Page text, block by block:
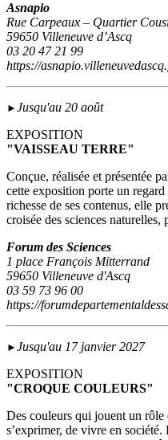
Asnapio
Rue Carpeaux – Quartier
59650 Villeneuve d’Ascq
03 20 47 21 99
https://
► Jusqu'au 20 août
EXPOSITION
"VAISSEAU TERRE"
Conçue, réalisée et présentée
cette exposition porte un
richesse de ses contenus, elle
croisée des sciences naturelles,
Forum des Sciences
1 place François Mitterrand
59650 Villeneuve d'Ascq
03 59 73 96 00
https://
► Jusqu'au 17 janvier 2027
EXPOSITION
"CROQUE COULEURS"
Des couleurs qui jouent un rôle
s’exprimer, de vivre en